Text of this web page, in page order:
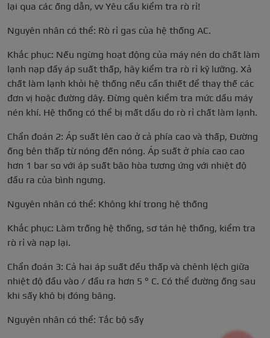
lại qua các ống dẫn, vv Yêu cầu kiểm tra rò rỉ!
Nguyên nhân có thể: Rò rỉ gas của hệ thống AC.
Khắc phục: Nếu ngừng hoạt động của máy nén do chất làm
lạnh nạp đầy áp suất thấp, hãy kiểm tra rò rỉ kỹ lưỡng. Xả
chất làm lạnh khỏi hệ thống nếu cần thiết để thay thế các
đơn vị hoặc đường dây. Đừng quên kiểm tra mức dầu máy
nén khí. Hệ thống có thể bị mất dầu do rò rỉ chất làm lạnh.
Chẩn đoán 2: Áp suất lên cao ở cả phía cao và thấp, Đường
ống bên thấp từ nóng đến nóng. Áp suất ở phía cao cao
hơn 1 bar so với áp suất bão hòa tương ứng với nhiệt độ
đầu ra của bình ngưng.
Nguyên nhân có thể: Không khí trong hệ thống
Khắc phục: Làm trống hệ thống, sơ tán hệ thống, kiểm tra
rò rỉ và nạp lại.
Chẩn đoán 3: Cả hai áp suất đều thấp và chênh lệch giữa
nhiệt độ đầu vào / đầu ra hơn 5 ° C. Có thể đường ống sau
khi sấy khô bị đóng băng.
Nguyên nhân có thể: Tắc bộ sấy